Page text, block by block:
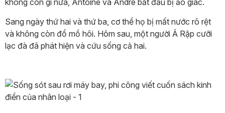
Sang ngày thứ hai và thứ ba, cơ thể họ bị mất nước rõ rệt
và không còn đổ mồ hôi. Hôm sau, một người Ả Rập cưỡi
lạc đà đã phát hiện và cứu sống cả hai.